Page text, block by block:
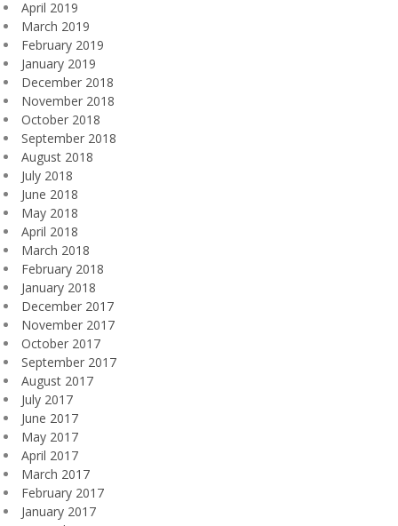
April 2019
March 2019
February 2019
January 2019
December 2018
November 2018
October 2018
September 2018
August 2018
July 2018
June 2018
May 2018
April 2018
March 2018
February 2018
January 2018
December 2017
November 2017
October 2017
September 2017
August 2017
July 2017
June 2017
May 2017
April 2017
March 2017
February 2017
January 2017